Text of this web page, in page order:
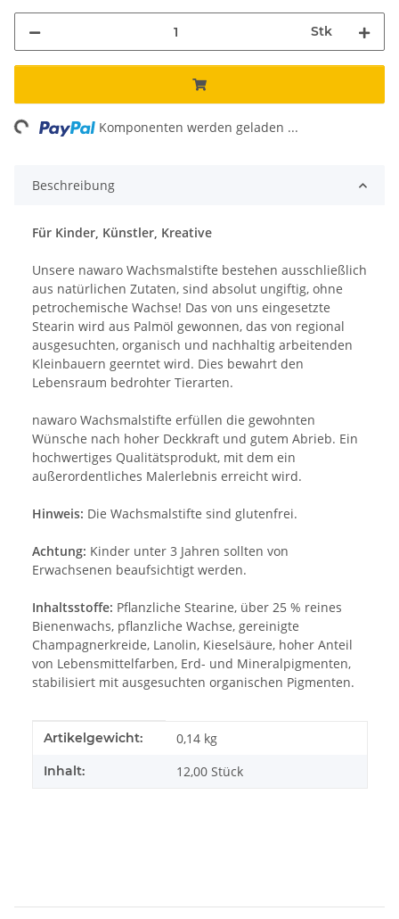
Stk
Komponenten werden geladen ...
Beschreibung
Für Kinder, Künstler, Kreative
Unsere nawaro Wachsmalstifte bestehen ausschließlich
aus natürlichen Zutaten, sind absolut ungiftig, ohne
petrochemische Wachse! Das von uns eingesetzte
Stearin wird aus Palmöl gewonnen, das von regional
ausgesuchten, organisch und nachhaltig arbeitenden
Kleinbauern geerntet wird. Dies bewahrt den
Lebensraum bedrohter Tierarten.
nawaro Wachsmalstifte erfüllen die gewohnten
Wünsche nach hoher Deckkraft und gutem Abrieb. Ein
hochwertiges Qualitätsprodukt, mit dem ein
außerordentliches Malerlebnis erreicht wird.
Hinweis: Die Wachsmalstifte sind glutenfrei.
Achtung: Kinder unter 3 Jahren sollten von
Erwachsenen beaufsichtigt werden.
Inhaltsstoffe: Pflanzliche Stearine, über 25 % reines
Bienenwachs, pflanzliche Wachse, gereinigte
Champagnerkreide, Lanolin, Kieselsäure, hoher Anteil
von Lebensmittelfarben, Erd- und Mineralpigmenten,
stabilisiert mit ausgesuchten organischen Pigmenten.
Produkteigenschaft
Wert
Artikelgewicht: 0,14 kg
Inhalt: 12,00 Stück